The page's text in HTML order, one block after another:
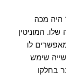
1992 היה מכה
לו